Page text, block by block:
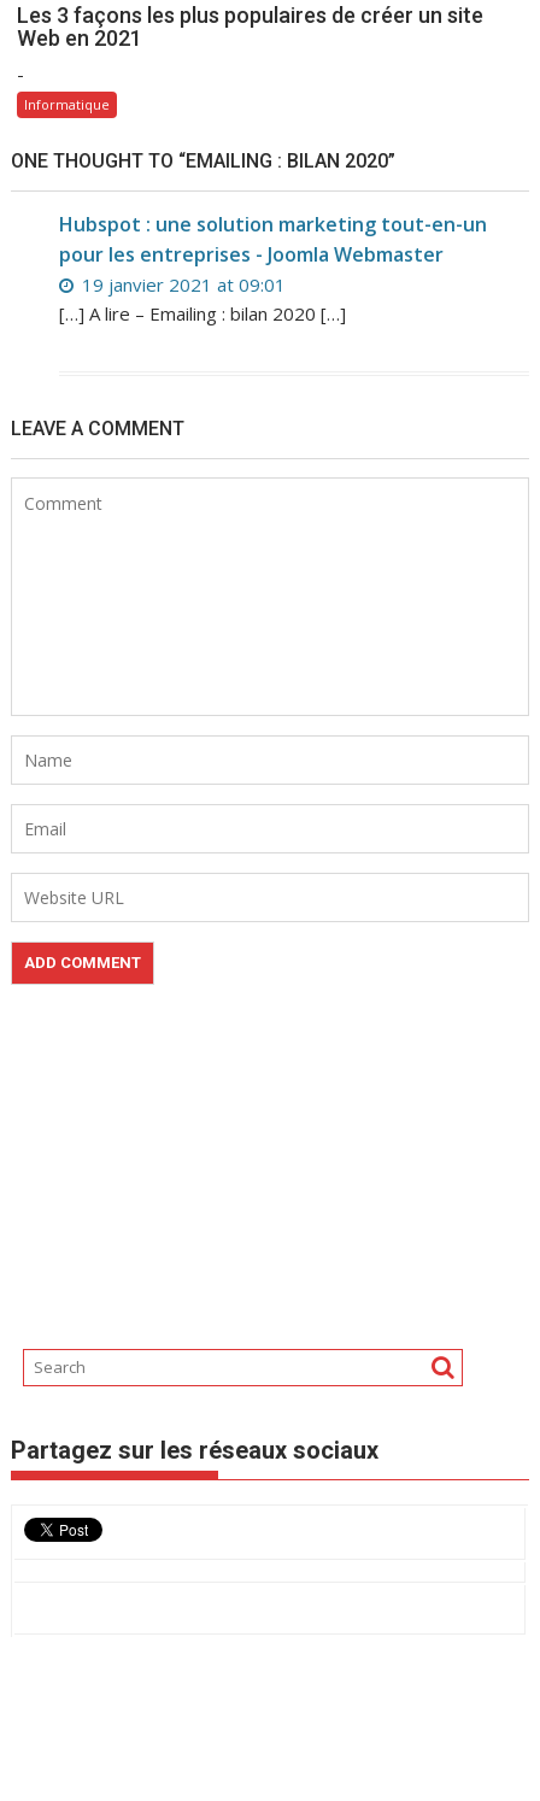
Les 3 façons les plus populaires de créer un site
Web en 2021
-
Informatique
ONE THOUGHT TO “EMAILING : BILAN 2020”
Hubspot : une solution marketing tout-en-un
pour les entreprises - Joomla Webmaster
19 janvier 2021 at 09:01
[…] A lire – Emailing : bilan 2020 […]
LEAVE A COMMENT
Partagez sur les réseaux sociaux